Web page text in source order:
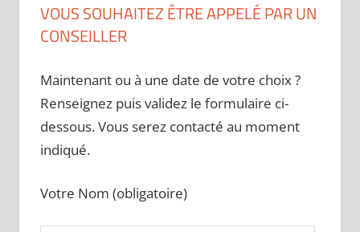
VOUS SOUHAITEZ ÊTRE APPELÉ PAR UN
CONSEILLER
Maintenant ou à une date de votre choix ?
Renseignez puis validez le formulaire ci-
dessous. Vous serez contacté au moment
indiqué.
Votre Nom (obligatoire)